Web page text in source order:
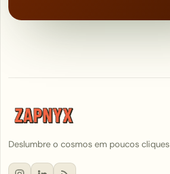
Deslumbre o cosmos em poucos cliques